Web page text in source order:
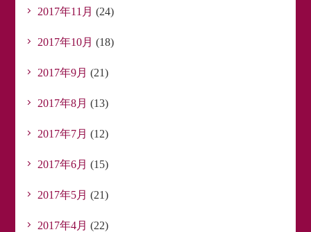
2017年11月 (24)
2017年10月 (18)
2017年9月 (21)
2017年8月 (13)
2017年7月 (12)
2017年6月 (15)
2017年5月 (21)
2017年4月 (22)